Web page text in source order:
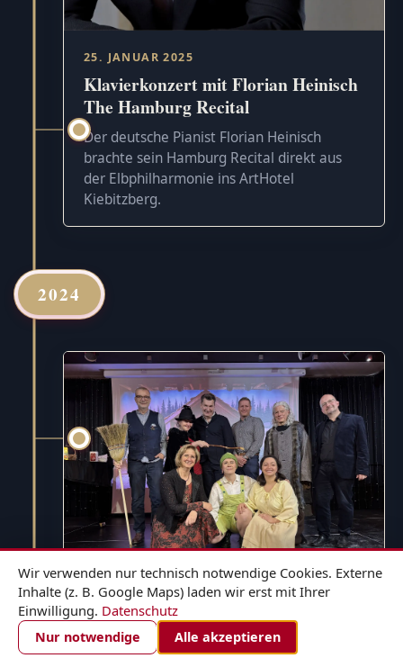
25. JANUAR 2025
Klavierkonzert mit Florian Heinisch
The Hamburg Recital
Der deutsche Pianist Florian Heinisch
brachte sein Hamburg Recital direkt aus
der Elbphilharmonie ins ArtHotel
Kiebitzberg.
2024
1. DEZEMBER 2024
Hänsel und Gretel - für die ganze
ZIMMER BUCHEN
Wir verwenden nur technisch notwendige Cookies. Externe
Inhalte (z. B. Google Maps) laden wir erst mit Ihrer
Einwilligung. Datenschutz
Nur notwendige Alle akzeptieren